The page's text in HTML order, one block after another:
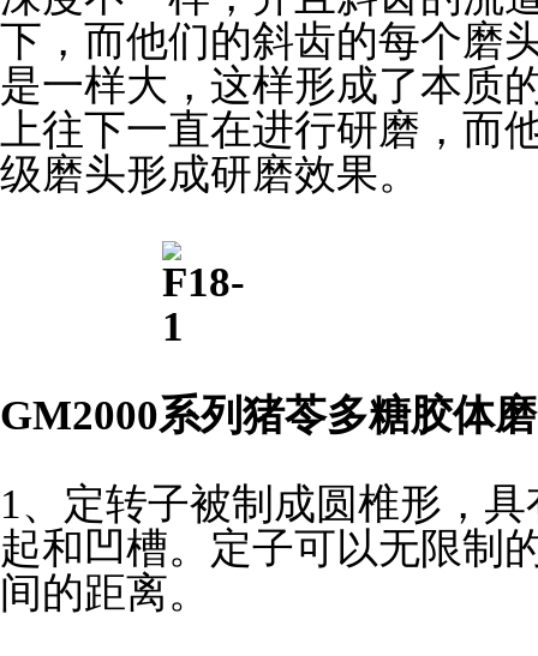
下，而他们的斜齿的每个磨
是一样大，这样形成了本质
上往下一直在进行研磨，而
级磨头形成研磨效果。
GM2000系列猪苓多糖胶体
1、定转子被制成圆椎形，
起和凹槽。定子可以无限制
间的距离。